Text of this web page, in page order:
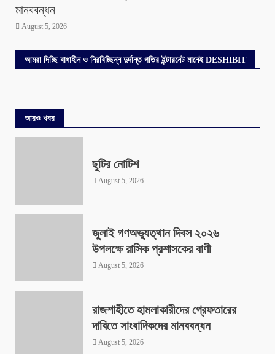
মানববন্ধন
August 5, 2026
আমরা দিচ্ছি বাধাহীন ও নিরবিচ্ছিন্ন দুর্দান্ত গতির ইন্টারনেট মানেই DESHIBIT
আরও খবর
ছুটির নোটিশ
August 5, 2026
জুলাই গণঅভ্যুত্থান দিবস ২০২৬
উপলক্ষে রাসিক প্রশাসকের বাণী
August 5, 2026
রাজশাহীতে হামলাকারীদের গ্রেফতারের
দাবিতে সাংবাদিকদের মানববন্ধন
August 5, 2026